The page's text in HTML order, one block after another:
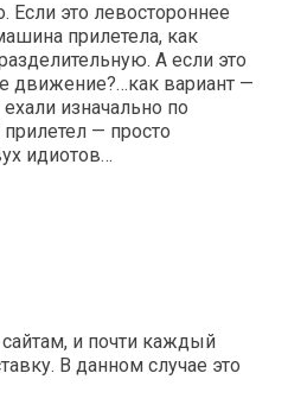
Если это левостороннее
прилетела, как
А если это
движение?…как вариант —
изначально по
прилетел — просто
идиотов…
и почти каждый
В данном случае это